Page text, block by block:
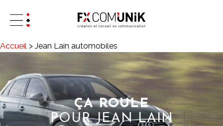
Accueil > Jean Lain automobiles
ÇA ROULE
POUR JEAN LAIN